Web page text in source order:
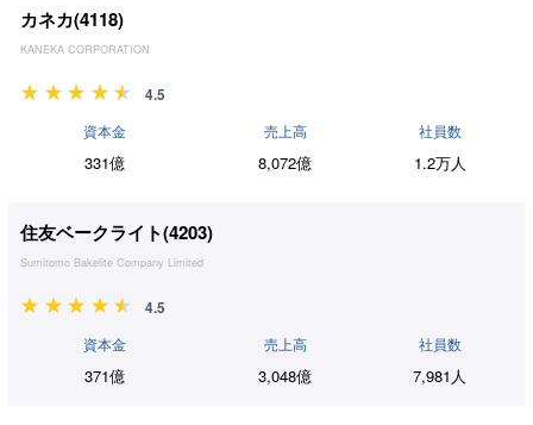
カネカ(4118)
KANEKA CORPORATION
4.5
資本金
331億
売上高
8,072億
社員数
1.2万人
住友ベークライト(4203)
Sumitomo Bakelite Company Limited
4.5
資本金
371億
売上高
3,048億
社員数
7,981人